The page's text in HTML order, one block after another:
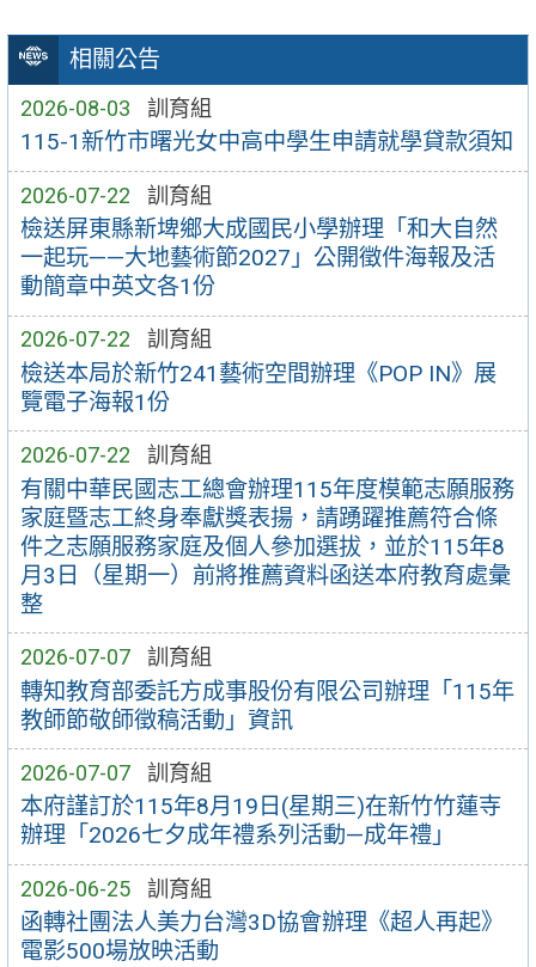
相關公告
2026-08-03 訓育組
115-1新竹市曙光女中高中學生申請就學貸款須知
2026-07-22 訓育組
檢送屏東縣新埤鄉大成國民小學辦理「和大自然
一起玩——大地藝術節2027」公開徵件海報及活
動簡章中英文各1份
2026-07-22 訓育組
檢送本局於新竹241藝術空間辦理《POP IN》展
覽電子海報1份
2026-07-22 訓育組
有關中華民國志工總會辦理115年度模範志願服務
家庭暨志工終身奉獻獎表揚，請踴躍推薦符合條
件之志願服務家庭及個人參加選拔，並於115年8
月3日（星期一）前將推薦資料函送本府教育處彙
整
2026-07-07 訓育組
轉知教育部委託方成事股份有限公司辦理「115年
教師節敬師徵稿活動」資訊
2026-07-07 訓育組
本府謹訂於115年8月19日(星期三)在新竹竹蓮寺
辦理「2026七夕成年禮系列活動—成年禮」
2026-06-25 訓育組
函轉社團法人美力台灣3D協會辦理《超人再起》
電影500場放映活動